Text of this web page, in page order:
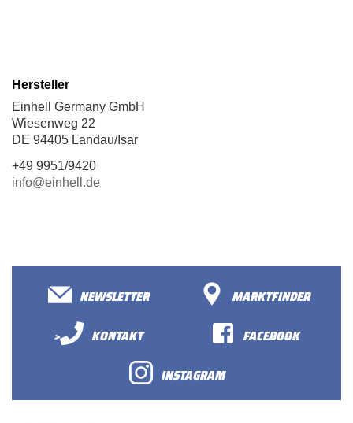
Hersteller
Einhell Germany GmbH
Wiesenweg 22
DE 94405 Landau/Isar
+49 9951/9420
info@einhell.de
NEWSLETTER
MARKTFINDER
>
KONTAKT
FACEBOOK
INSTAGRAM